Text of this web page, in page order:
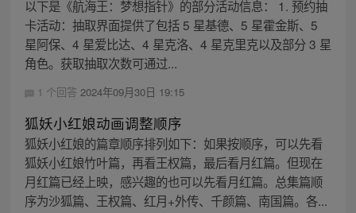
以下是《航海王：梦想指针》的部分活动信息： 1. 预约抽
卡活动：抽取界面提供了包括 5 星基德、5 星霍金斯、5
星阿保、4 星爱比达、4 星克洛、4 星克里克以及部分 3 星
角色。获取抽取次数可通过...
1 个回答 2024年09月30日 19:15
狐妖小红娘动画调整顺序
狐妖小红娘的篇章顺序排列如下：如果按顺序，可以先看
狐妖小红娘竹叶篇，再看王权篇，最后看月红篇。但现在
月红篇已经上映，感兴趣的也可以先看月红篇。总集篇顺
序为沙狐篇、王权篇、红月+外传、千颜篇、南国篇。各...